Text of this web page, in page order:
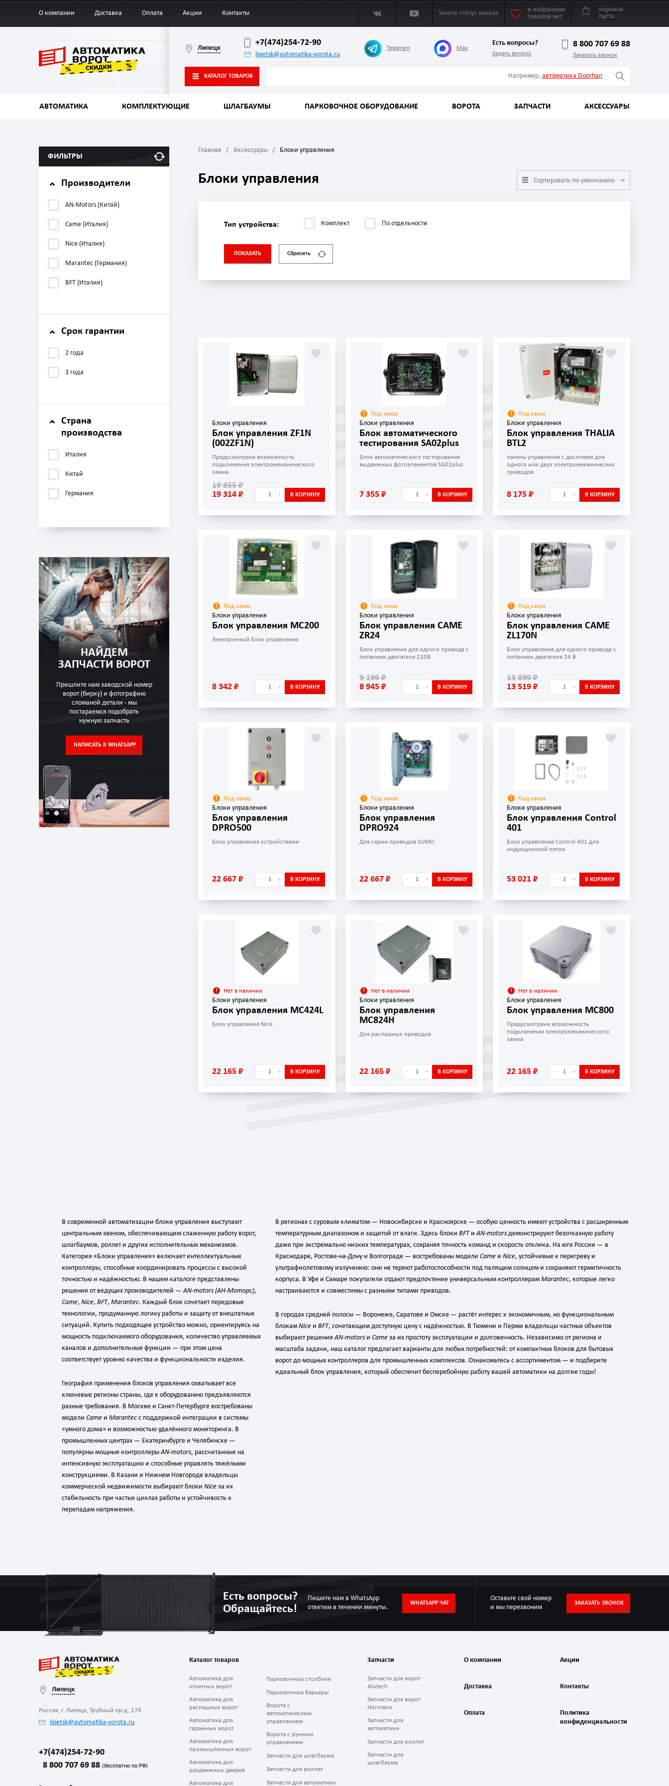
О компании Доставка Оплата Акции Контакты Узнать статус заказа
в избранном
товаров нет
корзина
пуста
Липецк
+7(474)254-72-90
lipetsk@avtomatika-vorota.ru
Telegram Max
Есть вопросы?
Задать вопрос
8 800 707 69 88
Заказать звонок
КАТАЛОГ ТОВАРОВ Например, автоматика Doorhan
АВТОМАТИКА КОМПЛЕКТУЮЩИЕ ШЛАГБАУМЫ ПАРКОВОЧНОЕ ОБОРУДОВАНИЕ ВОРОТА ЗАПЧАСТИ АКСЕССУАРЫ
Главная Аксессуары Блоки управления
ФИЛЬТРЫ
Производители
AN-Motors (Китай)
Came (Италия)
Nice (Италия)
Marantec (Германия)
BFT (Италия)
Срок гарантии
2 года
3 года
Страна
производства
Италия
Китай
Германия
НАЙДЕМ
ЗАПЧАСТИ ВОРОТ
Пришлите нам заводской номер
ворот (бирку) и фотографию
сломаной детали - мы
постараемся подобрать
нужную запчасть
НАПИСАТЬ В WHATSAPP
Блоки управления Сортировать по-умолчанию
Тип устройства: Комплект По отдельности
ПОКАЗАТЬ Сбросить
Блоки управления
Блок управления ZF1N
(002ZF1N)
Предусмотрена возможность
подключения электромеханического
замка
19 855 ₽
19 314 ₽
- + В КОРЗИНУ
Под заказ
Блоки управления
Блок автоматического
тестирования SA02plus
Блок автоматического тестирования
выдвижных фотоэлементов SA02plus
7 355 ₽ - + В КОРЗИНУ
Под заказ
Блоки управления
Блок управления THALIA
BTL2
панель управления с дисплеем для
одного или двух электромеханических
приводов
8 175 ₽ - + В КОРЗИНУ
Под заказ
Блоки управления
Блок управления MC200
Электронный блок управления
8 342 ₽ - + В КОРЗИНУ
Под заказ
Блоки управления
Блок управления CAME
ZR24
Блок управления для одного привода с
питанием двигателя 220В
9 196 ₽
8 945 ₽
- + В КОРЗИНУ
Под заказ
Блоки управления
Блок управления CAME
ZL170N
Блок управления для одного привода с
питанием двигателя 24 В
13 899 ₽
13 519 ₽
- + В КОРЗИНУ
Под заказ
Блоки управления
Блок управления
DPRO500
Блок управления устройствами
22 667 ₽ - + В КОРЗИНУ
Под заказ
Блоки управления
Блок управления
DPRO924
Для серии приводов SUMO
22 667 ₽ - + В КОРЗИНУ
Под заказ
Блоки управления
Блок управления Control
401
Блок управления Control 401 для
индукционной петли
53 021 ₽ - + В КОРЗИНУ
Нет в наличии
Блоки управления
Блок управления MC424L
Блок управления Nice
22 165 ₽ - + В КОРЗИНУ
Нет в наличии
Блоки управления
Блок управления
MC824H
Для распашных приводов
22 165 ₽ - + В КОРЗИНУ
Нет в наличии
Блоки управления
Блок управления MC800
Предусмотрена возможность
подключения электромеханического
замка
22 165 ₽ - + В КОРЗИНУ
В современной автоматизации блоки управления выступают
центральным звеном, обеспечивающим слаженную работу ворот,
шлагбаумов, роллет и других исполнительных механизмов.
Категория «Блоки управления» включает интеллектуальные
контроллеры, способные координировать процессы с высокой
точностью и надёжностью. В нашем каталоге представлены
решения от ведущих производителей —AN‑motors (АН‑Моторс),
Came, Nice, BFT, Marantec. Каждый блок сочетает передовые
технологии, продуманную логику работы и защиту от внештатных
ситуаций. Купить подходящее устройство можно, ориентируясь на
мощность подключаемого оборудования, количество управляемых
каналов и дополнительные функции — при этом цена
соответствует уровню качества и функциональности изделия.
География применения блоков управления охватывает все
ключевые регионы страны, где к оборудованию предъявляются
разные требования. В Москве и Санкт‑Петербурге востребованы
модели Came и Marantec с поддержкой интеграции в системы
«умного дома» и возможностью удалённого мониторинга. В
промышленных центрах — Екатеринбурге и Челябинске —
популярны мощные контроллерыAN‑motors, рассчитанные на
интенсивную эксплуатацию и способные управлять тяжёлыми
конструкциями. В Казани и Нижнем Новгороде владельцы
коммерческой недвижимости выбирают блоки Nice за их
стабильность при частых циклах работы и устойчивость к
перепадам напряжения.
В регионах с суровым климатом — Новосибирске и Красноярске — особую ценность имеют устройства с расширенным
температурным диапазоном и защитой от влаги. Здесь блоки BFTиAN‑motors демонстрируют безотказную работу
даже при экстремально низких температурах, сохраняя точность команд и скорость отклика. На юге России — в
Краснодаре, Ростове‑на‑Дону и Волгограде — востребованы модели Came и Nice, устойчивые к перегреву и
ультрафиолетовому излучению: они не теряют работоспособности под палящим солнцем и сохраняют герметичность
корпуса. В Уфе и Самаре покупатели отдают предпочтение универсальным контроллерам Marantec, которые легко
настраиваются и совместимы с разными типами приводов.
В городах средней полосы — Воронеже, Саратове и Омске — растёт интерес к экономичным, но функциональным
блокам Nice и BFT, сочетающим доступную цену с надёжностью. В Тюмени и Перми владельцы частных объектов
выбирают решенияAN‑motors и Came за их простоту эксплуатации и долговечность. Независимо от региона и
масштаба задачи, наш каталог предлагает варианты для любых потребностей: от компактных блоков для бытовых
ворот до мощных контроллеров для промышленных комплексов. Ознакомьтесь с ассортиментом — и подберите
идеальный блок управления, который обеспечит бесперебойную работу вашей автоматики на долгие годы!
Есть вопросы?
Обращайтесь!
Пишите нам в WhatsApp
ответим в течении минуты.
WHATSAPP ЧАТ
Оставьте свой номер
и мы перезвоним
ЗАКАЗАТЬ ЗВОНОК
Липецк
Россия, г. Липецк, Трубный пр-д, 17б
lipetsk@avtomatika-vorota.ru
+7(474)254-72-90
8 800 707 69 88 (бесплатно по РФ)
Каталог товаров
Автоматика для
откатных ворот
Автоматика для
распашных ворот
Автоматика для
гаражных ворот
Автоматика для
промышленных ворот
Автоматика для
раздвижных дверей
Автоматика для
Парковочные столбики
Парковочные барьеры
Ворота с
автоматическим
управлением
Ворота с ручным
управлением
Запчасти для шлагбаума
Запчасти для роллет
Запчасти для автоматики
Запчасти
Запчасти для ворот
Alutech
Запчасти для ворот
Hörmann
Запчасти для
автоматики
Запчасти для роллет
Запчасти для
шлагбаума
О компании
Доставка
Оплата
Акции
Контакты
Политика
конфиденциальности